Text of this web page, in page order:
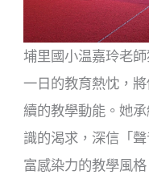
埔里國小温嘉玲老
一日的教育熱忱，
續的教學動能。她
識的渴求，深信「
富感染力的教學風